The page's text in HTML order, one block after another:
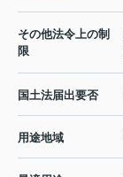
その他法令上の制
限
国土法届出要否
用途地域